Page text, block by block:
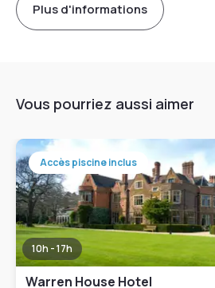
Plus d'informations
Vous pourriez aussi aimer
Accès piscine inclus
10h - 17h
Warren House Hotel